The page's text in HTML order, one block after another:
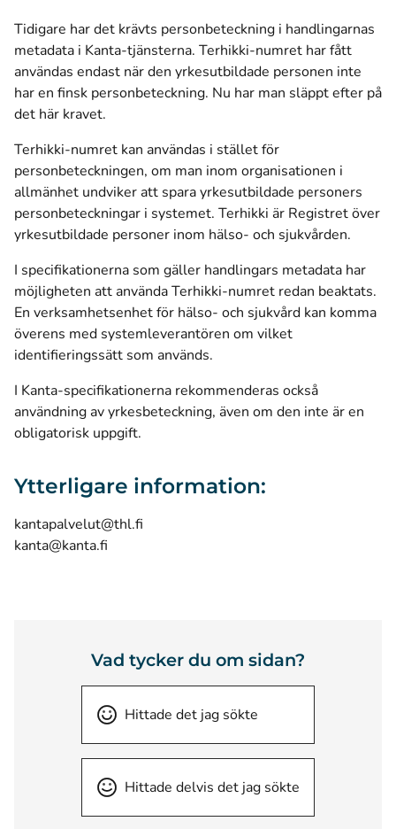
Tidigare har det krävts personbeteckning i handlingarnas
metadata i Kanta-tjänsterna. Terhikki-numret har fått
användas endast när den yrkesutbildade personen inte
har en finsk personbeteckning. Nu har man släppt efter på
det här kravet.
Terhikki-numret kan användas i stället för
personbeteckningen, om man inom organisationen i
allmänhet undviker att spara yrkesutbildade personers
personbeteckningar i systemet. Terhikki är Registret över
yrkesutbildade personer inom hälso- och sjukvården.
I specifikationerna som gäller handlingars metadata har
möjligheten att använda Terhikki-numret redan beaktats.
En verksamhetsenhet för hälso- och sjukvård kan komma
överens med systemleverantören om vilket
identifieringssätt som används.
I Kanta-specifikationerna rekommenderas också
användning av yrkesbeteckning, även om den inte är en
obligatorisk uppgift.
Ytterligare information:
kantapalvelut@thl.fi
kanta@kanta.fi
Vad tycker du om sidan?
Hittade det jag sökte
Hittade delvis det jag sökte